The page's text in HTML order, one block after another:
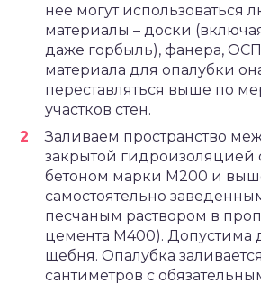
нее могут использоваться
материалы – доски
даже горбыль), фанера,
материала для опалубки
переставляться выше по
участков стен.
Заливаем пространство
закрытой гидроизоляцией
бетоном марки М200 и
самостоятельно
песчаным раствором в
цемента М400). Допустима
щебня. Опалубка
сантиметров с